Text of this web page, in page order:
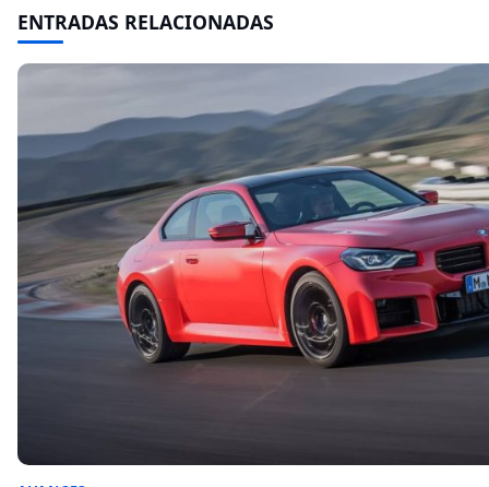
ENTRADAS RELACIONADAS